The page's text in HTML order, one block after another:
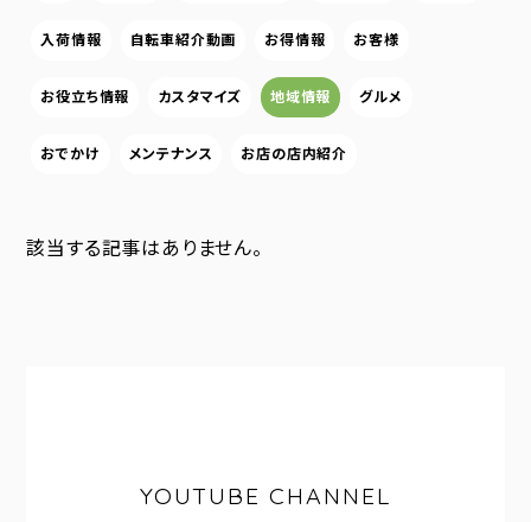
入荷情報 自転車紹介動画 お得情報 お客様
お役立ち情報 カスタマイズ 地域情報 グルメ
おでかけ メンテナンス お店の店内紹介
該当する記事はありません。
YOUTUBE CHANNEL